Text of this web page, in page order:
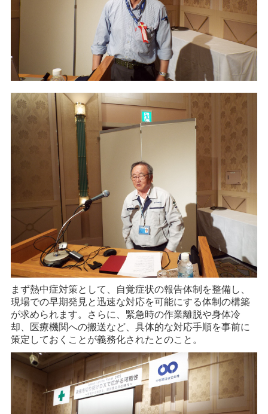
まず熱中症対策として、自覚症状の報告体制を整備し、
現場での早期発見と迅速な対応を可能にする体制の構築
が求められます。さらに、緊急時の作業離脱や身体冷
却、医療機関への搬送など、具体的な対応手順を事前に
策定しておくことが義務化されたとのこと。